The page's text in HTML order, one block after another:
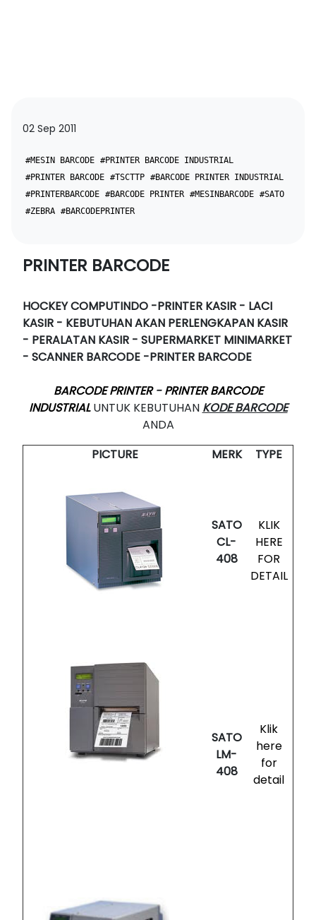
02 Sep 2011
#MESIN BARCODE #PRINTER BARCODE INDUSTRIAL
#PRINTER BARCODE #TSCTTP #BARCODE PRINTER INDUSTRIAL
#PRINTERBARCODE #BARCODE PRINTER #MESINBARCODE #SATO
#ZEBRA #BARCODEPRINTER
PRINTER BARCODE
HOCKEY COMPUTINDO -PRINTER KASIR - LACI
KASIR - KEBUTUHAN AKAN PERLENGKAPAN KASIR
- PERALATAN KASIR - SUPERMARKET MINIMARKET
- SCANNER BARCODE -PRINTER BARCODE
BARCODE PRINTER-PRINTER BARCODE
INDUSTRIAL UNTUK KEBUTUHAN KODE BARCODE
ANDA
PICTURE
MERK TYPE
SATO
CL-
408
KLIK
HERE
FOR
DETAIL
SATO
LM-
408
Klik
here
for
detail